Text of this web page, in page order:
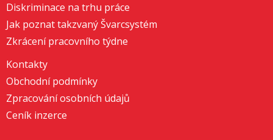
Diskriminace na trhu práce
Jak poznat takzvaný Švarcsystém
Zkrácení pracovního týdne
Kontakty
Obchodní podmínky
Zpracování osobních údajů
Ceník inzerce